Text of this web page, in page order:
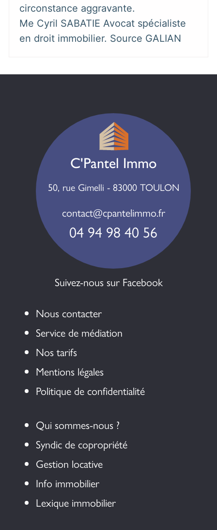
circonstance aggravante.
Me Cyril SABATIE Avocat spécialiste
en droit immobilier. Source GALIAN
Qui sommes-nous ?
Syndic de copropriété
Gestion locative
Info immobilier
Lexique immobilier
C'Pantel Immo
50, rue Gimelli - 83000 TOULON
contact@cpantelimmo.fr
04 94 98 40 56
Suivez-nous sur Facebook
Nous contacter
Service de médiation
Nos tarifs
Mentions légales
Politique de confidentialité